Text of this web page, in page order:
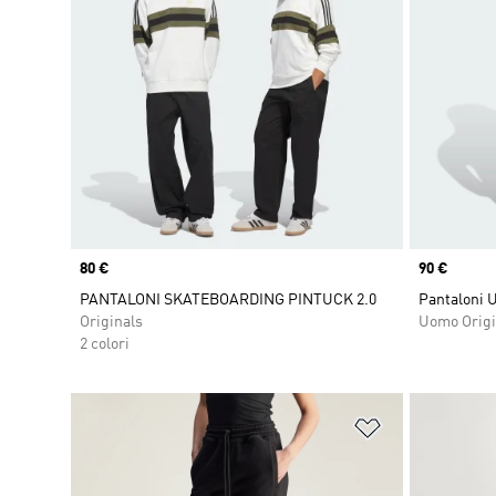
Price
80 €
PANTALONI SKATEBOARDING PINTUCK 2.0
Originals
2 colori
Price
90 €
Pantaloni
Uomo
Aggiungi alla